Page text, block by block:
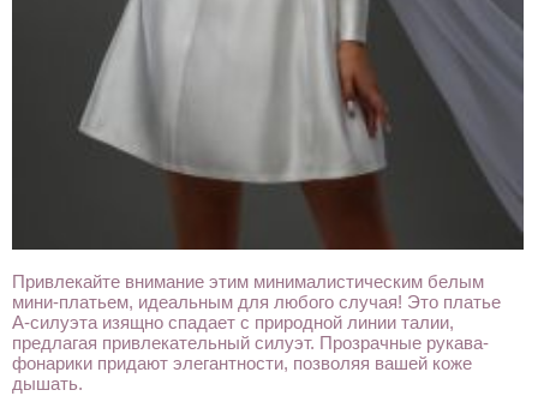
Привлекайте внимание этим минималистическим белым
мини-платьем, идеальным для любого случая! Это платье
А-силуэта изящно спадает с природной линии талии,
предлагая привлекательный силуэт. Прозрачные рукава-
фонарики придают элегантности, позволяя вашей коже
дышать.